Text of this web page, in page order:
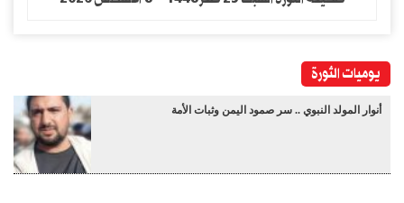
يوميات الثورة
أنوار المولد النبوي .. سر صمود اليمن وثبات الأمة